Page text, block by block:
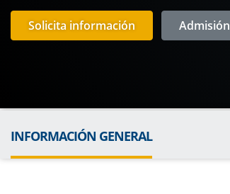
Solicita información Admisión
INFORMACIÓN GENERAL